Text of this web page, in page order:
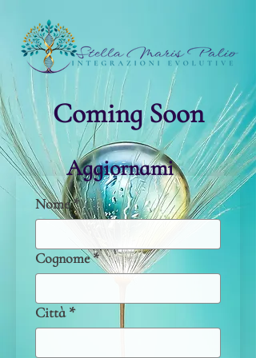
Coming Soon
Nome*
Cognome*
Città *
Aggiornami